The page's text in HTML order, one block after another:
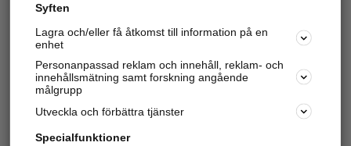
Har du redan verifierat ditt företag? Logga in
Syften
Lagra och/eller få åtkomst till information på en
enhet
Personanpassad reklam och innehåll, reklam- och
innehållsmätning samt forskning angående
målgrupp
Utveckla och förbättra tjänster
Specialfunktioner